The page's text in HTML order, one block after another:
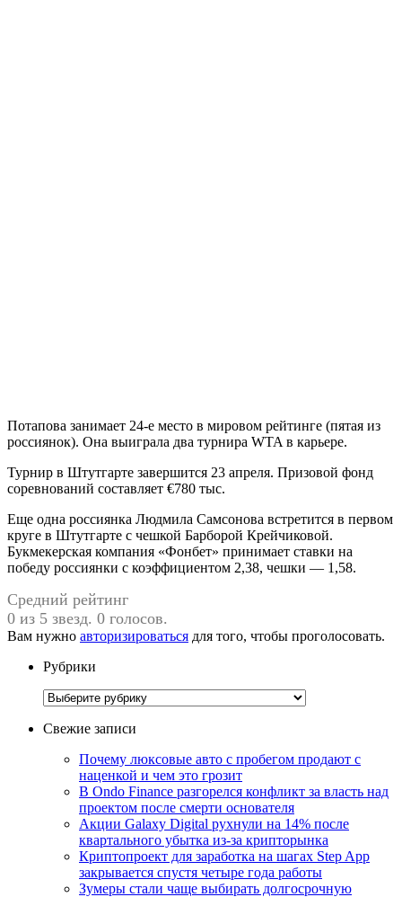
Потапова занимает 24-е место в мировом рейтинге (пятая из
россиянок). Она выиграла два турнира WTA в карьере.
Турнир в Штутгарте завершится 23 апреля. Призовой фонд
соревнований составляет €780 тыс.
Еще одна россиянка Людмила Самсонова встретится в первом
круге в Штутгарте с чешкой Барборой Крейчиковой.
Букмекерская компания «Фонбет» принимает ставки на
победу россиянки с коэффициентом 2,38, чешки — 1,58.
Средний рейтинг
0 из 5 звезд. 0 голосов.
Вам нужно авторизироваться для того, чтобы проголосовать.
Рубрики
Рубрики
Свежие записи
Почему люксовые авто с пробегом продают с
наценкой и чем это грозит
В Ondo Finance разгорелся конфликт за власть над
проектом после смерти основателя
Акции Galaxy Digital рухнули на 14% после
квартального убытка из-за крипторынка
Криптопроект для заработка на шагах Step App
закрывается спустя четыре года работы
Зумеры стали чаще выбирать долгосрочную